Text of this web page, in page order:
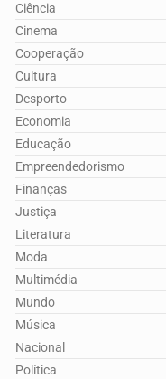
Ciência
Cinema
Cooperação
Cultura
Desporto
Economia
Educação
Empreendedorismo
Finanças
Justiça
Literatura
Moda
Multimédia
Mundo
Música
Nacional
Política